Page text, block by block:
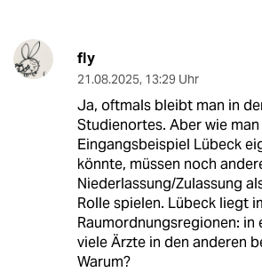
fly
21.08.2025, 13:29 Uhr
Ja, oftmals bleibt man in
Studienortes. Aber wie man
Eingangsbeispiel Lübeck
könnte, müssen noch
Niederlassung/Zulassung
Rolle spielen. Lübeck liegt
Raumordnungsregionen:
viele Ärzte in den anderen
Warum?